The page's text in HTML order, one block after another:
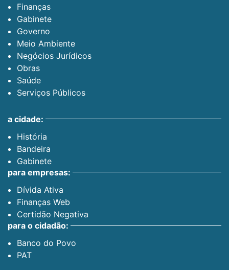
Finanças
Gabinete
Governo
Meio Ambiente
Negócios Jurídicos
Obras
Saúde
Serviços Públicos
a cidade:
História
Bandeira
Gabinete
para empresas:
Dívida Ativa
Finanças Web
Certidão Negativa
para o cidadão:
Banco do Povo
PAT